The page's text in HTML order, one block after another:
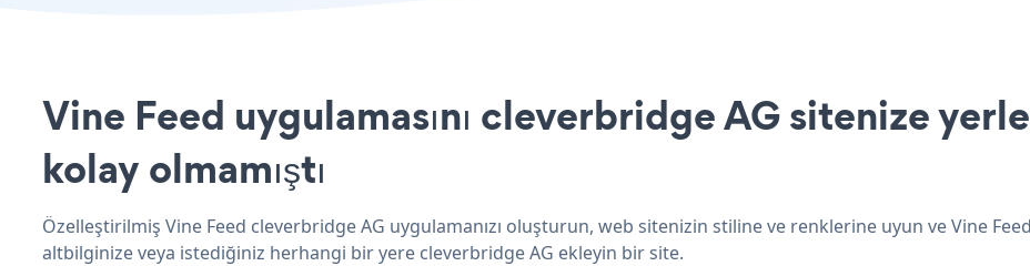
Vine Feed uygulamasını cleverbridge AG sitenize
kolay olmamıştı
Özelleştirilmiş Vine Feed cleverbridge AG uygulamanızı oluşturun, web sitenizin stiline ve renklerine uyun ve Vine
altbilginize veya istediğiniz herhangi bir yere cleverbridge AG ekleyin bir site.